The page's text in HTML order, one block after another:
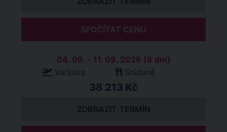
SPOČÍTAT CENU
04. 09. - 11. 09. 2026 (8 dní)
Varšava
Snídaně
38 213 Kč
ZOBRAZIT TERMÍN